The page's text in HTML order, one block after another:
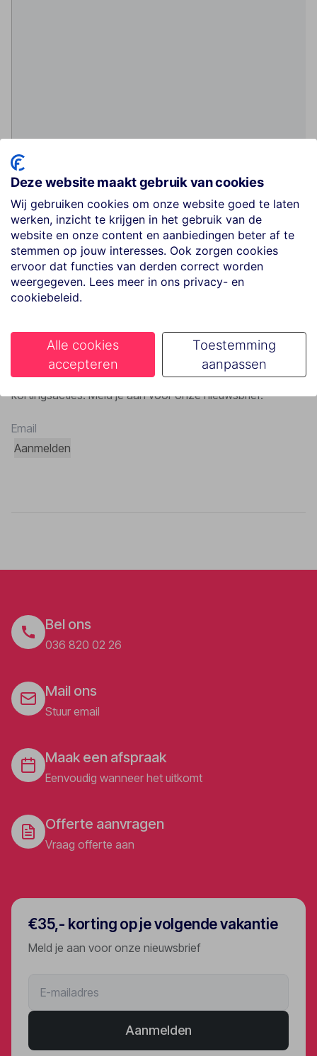
Blijf op de hoogte van alle nieuwtjes, tips en
kortingsacties. Meld je aan voor onze nieuwsbrief!
Aanmelden
Bel ons
036 820 02 26
Mail ons
Stuur email
Maak een afspraak
Eenvoudig wanneer het uitkomt
Offerte aanvragen
Vraag offerte aan
€35,- korting op je volgende vakantie
Meld je aan voor onze nieuwsbrief
Aanmelden
Deze website maakt gebruik van cookies
Wij gebruiken cookies om onze website goed te laten
werken, inzicht te krijgen in het gebruik van de
website en onze content en aanbiedingen beter af te
stemmen op jouw interesses. Ook zorgen cookies
ervoor dat functies van derden correct worden
weergegeven. Lees meer in ons privacy- en
cookiebeleid.
Alle cookies
accepteren
Toestemming
aanpassen